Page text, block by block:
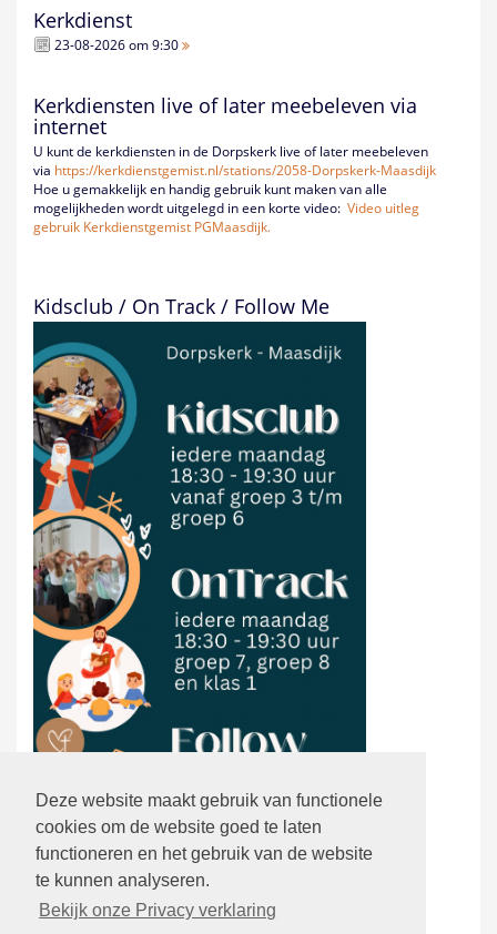
Deze website maakt gebruik van functionele
cookies om de website goed te laten
functioneren en het gebruik van de website
te kunnen analyseren.
Bekijk onze Privacy verklaring
Kerkdienst
23-08-2026 om 9:30
Kerkdiensten live of later meebeleven via
internet
U kunt de kerkdiensten in de Dorpskerk live of later meebeleven
via https://kerkdienstgemist.nl/stations/2058-Dorpskerk-Maasdijk
Hoe u gemakkelijk en handig gebruik kunt maken van alle
mogelijkheden wordt uitgelegd in een korte video: Video uitleg
gebruik Kerkdienstgemist PGMaasdijk.
Kidsclub / On Track / Follow Me